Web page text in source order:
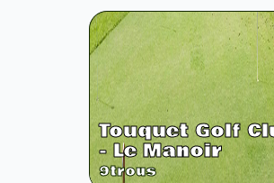
Touquet Golf
- Le Manoir
9trous